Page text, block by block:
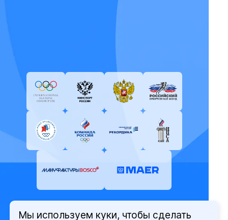
Мы используем куки, чтобы сделать